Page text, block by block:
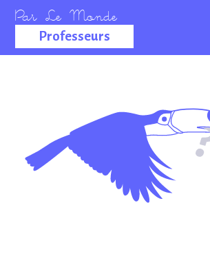
Professeurs
La salle des
professeurs